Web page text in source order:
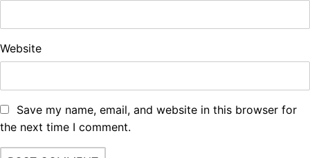
Website
Save my name, email, and website in this browser for
the next time I comment.